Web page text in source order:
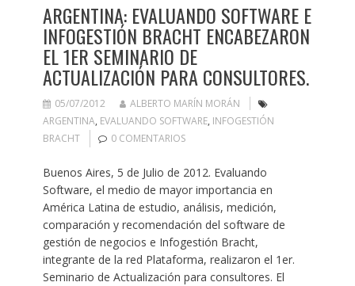
ARGENTINA: EVALUANDO SOFTWARE E
INFOGESTIÓN BRACHT ENCABEZARON
EL 1ER SEMINARIO DE
ACTUALIZACIÓN PARA CONSULTORES.
05/07/2012
ALBERTO MARÍN MORÁN
ARGENTINA, EVALUANDO SOFTWARE, INFOGESTIÓN
BRACHT
0 COMENTARIOS
Buenos Aires, 5 de Julio de 2012. Evaluando
Software, el medio de mayor importancia en
América Latina de estudio, análisis, medición,
comparación y recomendación del software de
gestión de negocios e Infogestión Bracht,
integrante de la red Plataforma, realizaron el 1er.
Seminario de Actualización para consultores. El